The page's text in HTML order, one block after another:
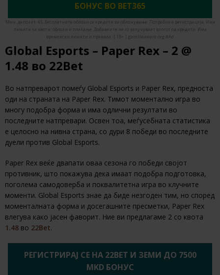
БОНУС ВО BET365
Мин. депозит: €5. Бесплатните облози се кредити за обложување. Потребна е регистрација. Има
лимити за квоти, облози и плаќање. Добивките не го вклучуваат влогот од кредити. Има
временски лимити и правила. | 18+ | gambleaware.org #Ad
Global Esports – Paper Rex – 2 @
1.48 во 22Bet
Во натпреварот помеѓу Global Esports и Paper Rex, предноста
оди на страната на Paper Rex. Тимот моментално игра во
многу подобра форма и има одлични резултати во
последните натпревари. Освен тоа, меѓусебната статистика
е целосно на нивна страна, со дури 8 победи во последните
дуели против Global Esports.
Paper Rex веќе двапати оваа сезона го победи својот
противник, што покажува дека имаат подобра подготовка,
поголема самодоверба и поквалитетна игра во клучните
моменти. Global Esports знае да биде незгоден тим, но според
моменталната форма и досегашните пресметки, Paper Rex
влегува како јасен фаворит. Ние ви предлагаме 2 со квота
1.48 во 22Bet.
РЕГИСТРИРАЈ СЕ НА 22BET И ЗЕМИ ДО 7500
MKD БОНУС